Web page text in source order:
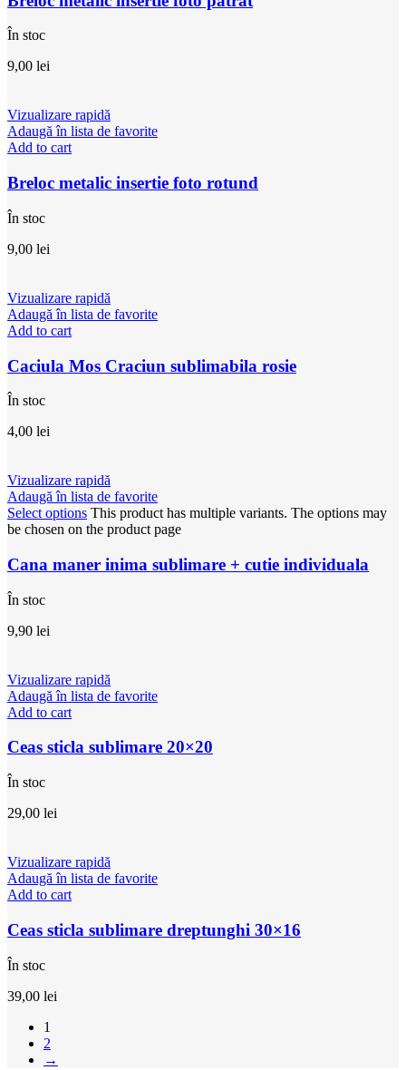
În stoc
9,00 lei
Vizualizare rapidă
Adaugă în lista de favorite
Add to cart
Breloc metalic insertie foto rotund
În stoc
9,00 lei
Vizualizare rapidă
Adaugă în lista de favorite
Add to cart
Caciula Mos Craciun sublimabila rosie
În stoc
4,00 lei
Vizualizare rapidă
Adaugă în lista de favorite
Select options This product has multiple variants. The options may
be chosen on the product page
Cana maner inima sublimare + cutie individuala
În stoc
9,90 lei
Vizualizare rapidă
Adaugă în lista de favorite
Add to cart
Ceas sticla sublimare 20×20
În stoc
29,00 lei
Vizualizare rapidă
Adaugă în lista de favorite
Add to cart
Ceas sticla sublimare dreptunghi 30×16
În stoc
39,00 lei
1
2
→